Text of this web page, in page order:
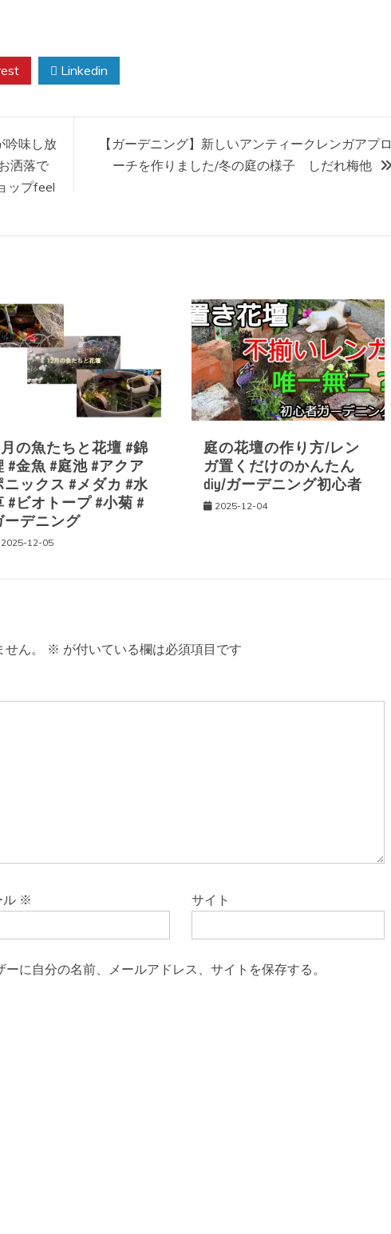
Linkedin
吟味し放
洒落で
ップfeel
【ガーデニング】新しいアンティークレンガアプロ
ーチを作りました/冬の庭の様子 しだれ梅他
月の魚たちと花壇 #錦
#金魚 #庭池 #アクア
ニックス #メダカ #水
#ビオトープ #小菊 #
ーデニング
2025-12-05
庭の花壇の作り方/レン
ガ置くだけのかんたん
diy/ガーデニング初心者
2025-12-04
ん。 ※ が付いている欄は必須項目です
ル ※ サイト
に自分の名前、メールアドレス、サイトを保存する。